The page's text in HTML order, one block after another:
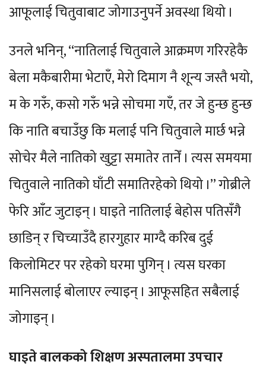
आफूलाई चितुवाबाट जोगाउनुपर्ने अवस्था थियो ।
उनले भनिन्, “नातिलाई चितुवाले आक्रमण गरिरहेकै
बेला मकैबारीमा भेटाएँ, मेरो दिमाग नै शून्य जस्तै भयो,
म के गरुँ, कसो गरुँ भन्ने सोचमा गएँ, तर जे हुन्छ हुन्छ
कि नाति बचाउँछु कि मलाई पनि चितुवाले मार्छ भन्ने
सोचेर मैले नातिको खुट्टा समातेर तानेँ । त्यस समयमा
चितुवाले नातिको घाँटी समातिरहेको थियो ।” गोब्रीले
फेरि आँट जुटाइन् । घाइते नातिलाई बेहोस पतिसँगै
छाडिन् र चिच्याउँदै हारगुहार माग्दै करिब दुई
किलोमिटर पर रहेको घरमा पुगिन् । त्यस घरका
मानिसलाई बोलाएर ल्याइन् । आफूसहित सबैलाई
जोगाइन् ।
घाइते बालकको शिक्षण अस्पतालमा उपचार